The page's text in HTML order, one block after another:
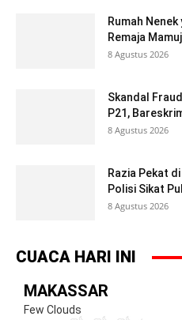
Rumah
Remaja
8 Agustus 2026
Skandal
P21,
8 Agustus 2026
Razia Pekat
Polisi Sikat
8 Agustus 2026
CUACA HARI INI
MAKASSAR
Few Clouds